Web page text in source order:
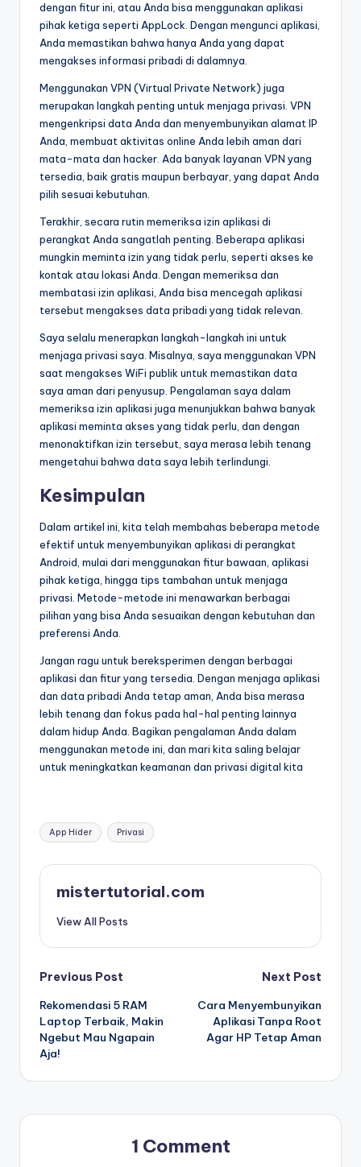
dengan fitur ini, atau Anda bisa menggunakan aplikasi
pihak ketiga seperti AppLock. Dengan mengunci aplikasi,
Anda memastikan bahwa hanya Anda yang dapat
mengakses informasi pribadi di dalamnya.
Menggunakan VPN (Virtual Private Network) juga
merupakan langkah penting untuk menjaga privasi. VPN
mengenkripsi data Anda dan menyembunyikan alamat IP
Anda, membuat aktivitas online Anda lebih aman dari
mata-mata dan hacker. Ada banyak layanan VPN yang
tersedia, baik gratis maupun berbayar, yang dapat Anda
pilih sesuai kebutuhan.
Terakhir, secara rutin memeriksa izin aplikasi di
perangkat Anda sangatlah penting. Beberapa aplikasi
mungkin meminta izin yang tidak perlu, seperti akses ke
kontak atau lokasi Anda. Dengan memeriksa dan
membatasi izin aplikasi, Anda bisa mencegah aplikasi
tersebut mengakses data pribadi yang tidak relevan.
Saya selalu menerapkan langkah-langkah ini untuk
menjaga privasi saya. Misalnya, saya menggunakan VPN
saat mengakses WiFi publik untuk memastikan data
saya aman dari penyusup. Pengalaman saya dalam
memeriksa izin aplikasi juga menunjukkan bahwa banyak
aplikasi meminta akses yang tidak perlu, dan dengan
menonaktifkan izin tersebut, saya merasa lebih tenang
mengetahui bahwa data saya lebih terlindungi.
Kesimpulan
Dalam artikel ini, kita telah membahas beberapa metode
efektif untuk menyembunyikan aplikasi di perangkat
Android, mulai dari menggunakan fitur bawaan, aplikasi
pihak ketiga, hingga tips tambahan untuk menjaga
privasi. Metode-metode ini menawarkan berbagai
pilihan yang bisa Anda sesuaikan dengan kebutuhan dan
preferensi Anda.
Jangan ragu untuk bereksperimen dengan berbagai
aplikasi dan fitur yang tersedia. Dengan menjaga aplikasi
dan data pribadi Anda tetap aman, Anda bisa merasa
lebih tenang dan fokus pada hal-hal penting lainnya
dalam hidup Anda. Bagikan pengalaman Anda dalam
menggunakan metode ini, dan mari kita saling belajar
untuk meningkatkan keamanan dan privasi digital kita
Tags:
App Hider Privasi
mistertutorial.com
View All Posts
Post
navigation
Previous Post
Rekomendasi 5 RAM
Laptop Terbaik, Makin
Ngebut Mau Ngapain
Aja!
Next Post
Cara Menyembunyikan
Aplikasi Tanpa Root
Agar HP Tetap Aman
1 Comment